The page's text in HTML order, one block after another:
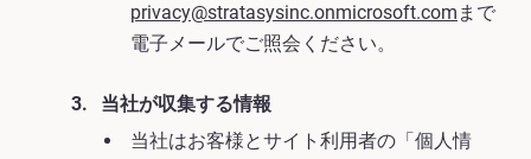
privacy@stratasysinc.onmicrosoft.com まで
電子メールでご照会ください。
当社が収集する情報
当社はお客様とサイト利用者の「個人情